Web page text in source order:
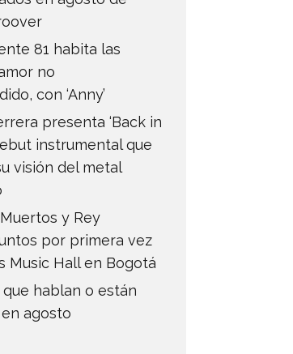
81 habita las
no
con ‘Anny’
presenta ‘Back in
instrumental que
visión del metal
y Rey
por primera vez
Music Hall en Bogotá
hablan o están
agosto